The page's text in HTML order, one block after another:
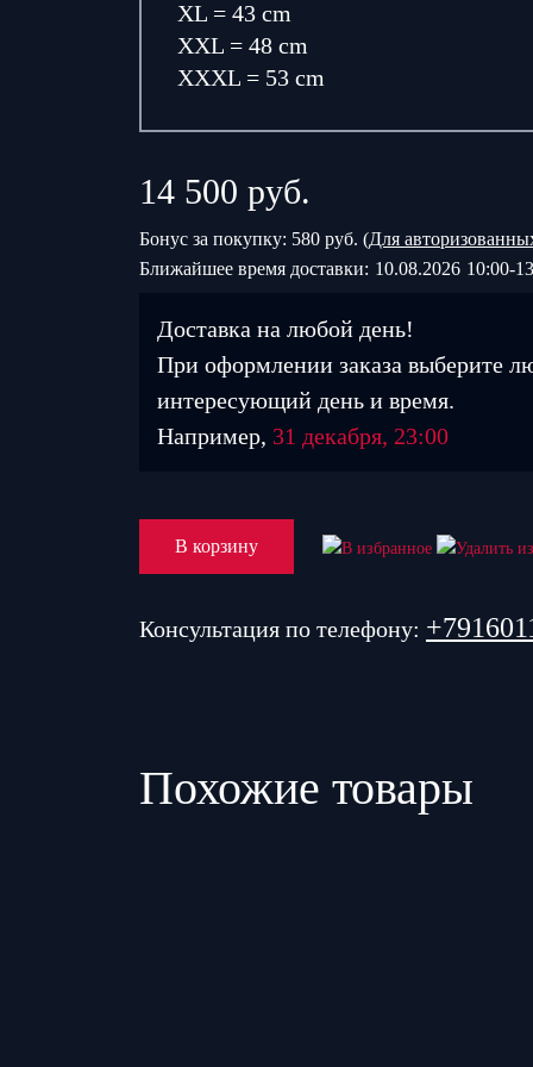
XL = 43 cm
XXL = 48 cm
XXXL = 53 cm
14 500 руб.
Бонус за покупку: 580 руб. (Для
Ближайшее время доставки: 10.08.2026 10:00-
Доставка на любой день!
При оформлении заказа выберите
интересующий день и время.
Например, 31 декабря, 23:00
В корзину
Консультация по телефону:
Похожие товары